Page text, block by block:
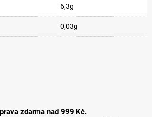
6,3g
0,03g
zdarma nad 999 Kč.